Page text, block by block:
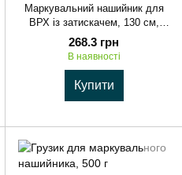
Маркувальний нашийник для
ВРХ із затискачем, 130 см,
зелено-білий
268.3 грн
В наявності
Купити